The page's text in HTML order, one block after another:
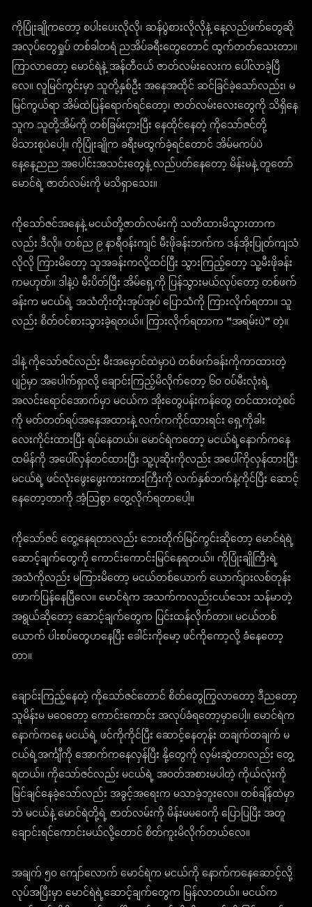
ကိုပြုံးချိုကတော့ စပါးပေးလိုလို၊ ဆန်ပွဲစားလိုလိုနဲ့ နေ့လည်ဖက်တွေဆို
အလုပ်တွေရှုပ် တစ်ခါတရံ ညအိပ်ခရီးတွေတောင် ထွက်တတ်သေးတာ။
ကြာလာတော့ မောင်ရဲနဲ့ အန်တီငယ် ဇာတ်လမ်းလေးက ပေါ်လာခဲ့ပြီ
လေ။ လူမြင်ကွင်းမှာ သူတို့နှစ်ဦး အနေအထိုင် ဆင်ခြင်ခဲ့သော်လည်း၊ မ
မြင်ကွယ်ရာ အိမ်ထဲပြန်ရောက်ရင်တော့၊ ဇာတ်လမ်းလေးတွေကို သိရှိနေ
သူက သူတို့အိမ်ကို တစ်ခြမ်းငှားပြီး နေထိုင်နေတဲ့ ကိုသော်ဇင်တို့
မိသားစုပဲပေါ့။ ကိုပြုံးချိုက ခရီးမထွက်ခဲ့ရင်တောင် အိမ်မကပ်ပဲ
နေ့နေ့ညည အပေါင်းအသင်းတွေနဲ့ လည်ပတ်နေတော့ မိန်းမနဲ့ တူတော်
မောင်ရဲ့ ဇာတ်လမ်းကို မသိရှာသေး။
ကိုသော်ဇင်အနေနဲ့ မငယ်တို့ဇာတ်လမ်းကို သတိထားမိသွားတာက
လည်း ဒီလို။ တစ်ည ၉ နာရီဝန်းကျင် မီးဖိုခန်းဘက်က ဒန်အိုးပြုတ်ကျသံ
လိုလို ကြားမိတော့ သူအခန်းကလို့ထင်ပြီး သွားကြည့်တော့ သူ့မီးဖိုခန်း
ကမဟုတ်။ ဒါနဲ့ပဲ မီးပိတ်ပြီး အိမ်ရှေ့ကို ပြန်သွားမယ်လုပ်တော့ တစ်ဖက်
ခန်းက မငယ်ရဲ့ အသံတိုးတိုးအုပ်အုပ် ပြောသံကို ကြားလိုက်ရတာ။ သူ
လည်း စိတ်ဝင်စားသွားခဲ့ရတယ်။ ကြားလိုက်ရတာက “အရမ်းပဲ” တဲ့။
ဒါနဲ့ ကိုသော်ဇင်လည်း မီးအမှောင်ထဲမှာပဲ တစ်ဖက်ခန်းကိုကာထားတဲ့
ပျဉ်မှာ အပေါက်ရှာလို့ ချောင်းကြည့်မိလိုက်တော့ ၆၀ ဝပ်မီးလုံးရဲ့
အလင်းရောင်အောက်မှာ မငယ်က အိုးတွေပန်းကန်တွေ တင်ထားတဲ့စင်
ကို မတ်တတ်ရပ်အနေအထားနဲ့ လက်ကကိုင်ထားရင်း ရှေ့ကိုခါး
လေးကိုင်းထားပြီး ရပ်နေတယ်။ မောင်ရဲကတော့ မငယ်ရဲ့နောက်ကနေ
ထမိန်ကို အပေါ်လှန်တင်ထားပြီး သူ့ပုဆိုးကိုလည်း အပေါ်ကိုလှန်ထားပြီး
မငယ်ရဲ့ ဖင်လုံးဖွေးဖွေးကားကားကြီးကို လက်နှစ်ဘက်နဲ့ကိုင်ပြီး ဆောင့်
နေတော့တာကို အံ့သြစွာ တွေ့လိုက်ရတာပေါ့။
ကိုသော်ဇင် တွေ့နေရတာလည်း ဘေးတိုက်မြင်ကွင်းဆိုတော့ မောင်ရဲရဲ့
ဆောင့်ချက်တွေကို ကောင်းကောင်းမြင်နေရတယ်။ ကိုပြုံးချိုကြီးရဲ့
အသံကိုလည်း မကြားမိတော့ မငယ်တစ်ယောက် ယောက်ျားလစ်တုန်း
ဖောက်ပြန်နေပြီလေ။ မောင်ရဲက အသက်ကလည်းငယ်သေး သန်မာတဲ့
အရွယ်ဆိုတော့ ဆောင့်ချက်တွေက ပြင်းထန်လိုက်တာ။ မငယ်တစ်
ယောက် ပါးစပ်တွေဟနေပြီး ခေါင်းကိုမော့ ဖင်ကိုကော့လို့ ခံနေတော့
တာ။
ချောင်းကြည့်နေတဲ့ ကိုသော်ဇင်တောင် စိတ်တွေကြွလာတော့ ဒီညတော့
သူမိန်းမ မဝေတော့ ကောင်းကောင်း အလုပ်ခံရတော့မှာပေါ့။ မောင်ရဲက
နောက်ကနေ မငယ်ရဲ့ ဖင်ကိုကိုင်ပြီး ဆောင့်နေတုန်း တချက်တချက် မ
ငယ်ရဲ့အင်္ကျီကို အောက်ကနေလှန်ပြီး နို့တွေကို လှမ်းဆွဲတာလည်း တွေ့
ရတယ်။ ကိုသော်ဇင်လည်း မငယ်ရဲ့ အဝတ်အစားမပါတဲ့ ကိုယ်လုံးကို
မြင်ချင်နေခဲ့သော်လည်း အခွင့်အရေးက မသာခဲ့ဘူးလေ။ တစ်ချိန်ထဲမှာ
ဘဲ မငယ်နဲ့ မောင်ရဲတို့ရဲ့ ဇာတ်လမ်းကို မိန်းမမဝေကို ပြောပြပြီး အတူ
ချောင်းရင်ကောင်းမယ်လို့တောင် စိတ်ကူးမိလိုက်တယ်လေ။
အချက် ၅၀ ကျော်လောက် မောင်ရဲက မငယ်ကို နောက်ကနေဆောင့်လို့
လုပ်အပြီးမှာ မောင်ရဲရဲ့ဆောင့်ချက်တွေက မြန်လာတယ်။ မငယ်က